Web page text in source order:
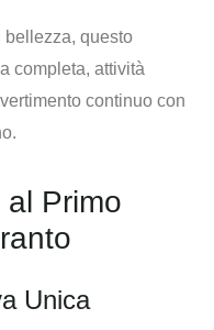
bellezza, questo
completa, attività
continuo con
Primo
Unica